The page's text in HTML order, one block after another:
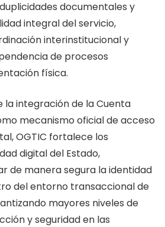
documentales y
integral del servicio,
interinstitucional y
de procesos
física.
la integración de la Cuenta
mecanismo oficial de acceso
OGTIC fortalece los
digital del Estado,
de manera segura la identidad
del entorno transaccional de
mayores niveles de
y seguridad en las